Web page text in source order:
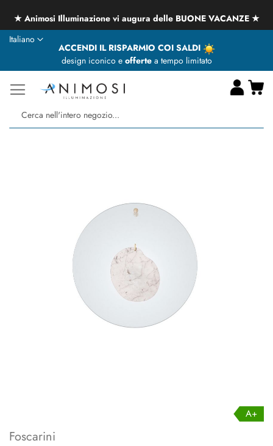
★ Animosi Illuminazione vi augura delle BUONE VACANZE ★
ACCENDI IL RISPARMIO COI SALDI
design iconico e offertea tempo limitato
Lingua
Italiano
A+
Foscarini